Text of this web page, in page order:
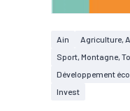
Ain
Agriculture,
Sport, Montagne,
Développement
Invest